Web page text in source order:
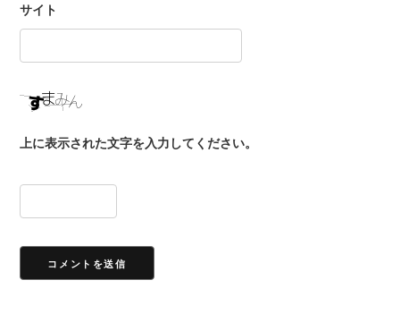
サイト
上に表示された文字を入力してください。